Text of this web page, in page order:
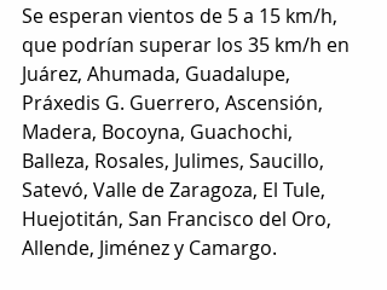
Se esperan vientos de 5 a 15 km/h,
que podrían superar los 35 km/h en
Juárez, Ahumada, Guadalupe,
Práxedis G. Guerrero, Ascensión,
Madera, Bocoyna, Guachochi,
Balleza, Rosales, Julimes, Saucillo,
Satevó, Valle de Zaragoza, El Tule,
Huejotitán, San Francisco del Oro,
Allende, Jiménez y Camargo.